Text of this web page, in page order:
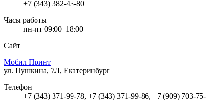
+7 (343) 382-43-80
Часы работы
пн-пт 09:00–18:00
Сайт
Мобил Принт
ул. Пушкина, 7Л, Екатеринбург
Телефон
+7 (343) 371-99-78, +7 (343) 371-99-86, +7 (909) 703-75-